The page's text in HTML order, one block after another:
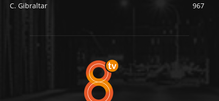
C. Gibraltar
967